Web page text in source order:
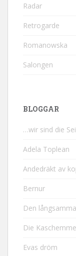
Radar
Retrogarde
Romanowska
Salongen
BLOGGAR
…wir sind die
Adela Toplean
Andedräkt av
Bernur
Den
Die Kaschemme
Evas dröm